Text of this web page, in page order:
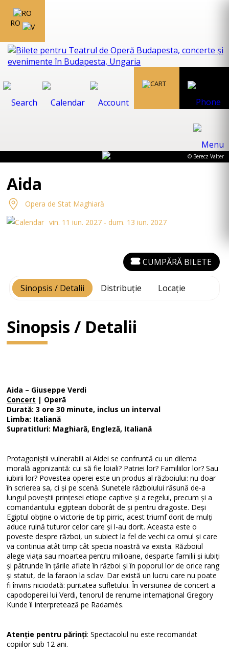
RO
© Berecz Valter
Aida
Opera de Stat Maghiară
vin. 11 iun. 2027 - dum. 13 iun. 2027
Sinopsis / Detalii Distribuție Locație
CUMPĂRĂ BILETE
Sinopsis / Detalii
Aida – Giuseppe Verdi
Concert | Operă
Durată: 3 ore 30 minute, inclus un interval
Limba: Italiană
Supratitluri: Maghiară, Engleză, Italiană
Protagoniștii vulnerabili ai Aidei se confruntă cu un dilema
morală agonizantă: cui să fie loiali? Patriei lor? Familiilor lor? Sau
iubirii lor? Povestea operei este un produs al războiului: nu doar
în scrierea sa, ci și pe scenă. Sunetele războiului răsună de-a
lungul poveștii prințesei etiope captive și a regelui, precum și a
comandantului egiptean doborât de și pentru dragoste. Deși
Egiptul obține o victorie de tip pirric, acest triumf dorit de mulți
aduce ruină tuturor celor care și l-au dorit. Aceasta este o
poveste despre război, un subiect la fel de vechi ca omul și care
va continua atât timp cât specia noastră va exista. Războiul
alege viața sau moartea pentru milioane, desparte familii și iubiți
și pătrunde în țările aflate în război și în poporul lor de orice rang
și statut, de la faraon la sclav. Dar există un lucru care nu poate
fi învins niciodată: puritatea sufletului. În versiunea de concert a
capodoperei lui Verdi, tenorul de renume internațional Gregory
Kunde îl interpretează pe Radamès.
Atenție pentru părinți: Spectacolul nu este recomandat
copiilor sub 12 ani.